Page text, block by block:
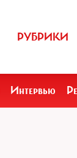
РУБРИКИ
Интервью